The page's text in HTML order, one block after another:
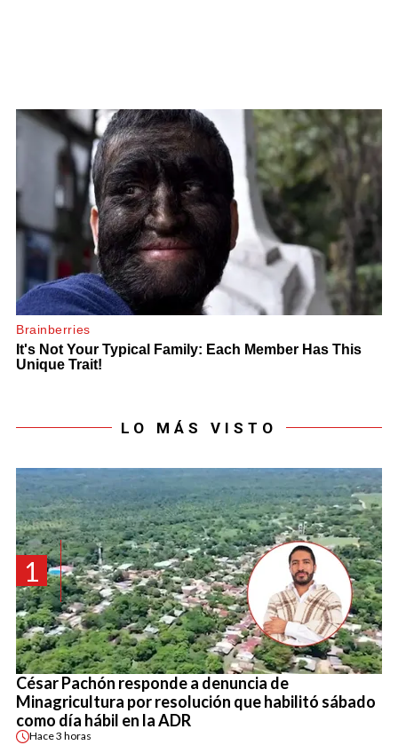
LO MÁS VISTO
1
César Pachón responde a denuncia de
Minagricultura por resolución que habilitó sábado
como día hábil en la ADR
Hace3 horas